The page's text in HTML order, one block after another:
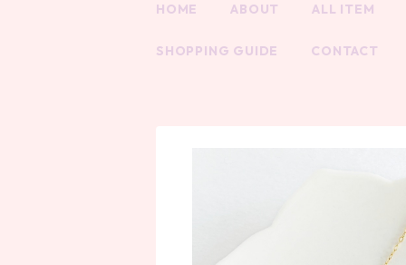
HOME ABOUT ALL ITEM
SHOPPING GUIDE CONTACT